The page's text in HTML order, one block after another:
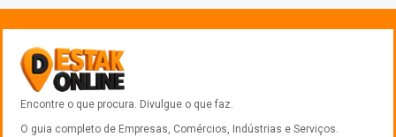
Encontre o que procura. Divulgue o que faz.
O guia completo de Empresas, Comércios, Indústrias e Serviços.